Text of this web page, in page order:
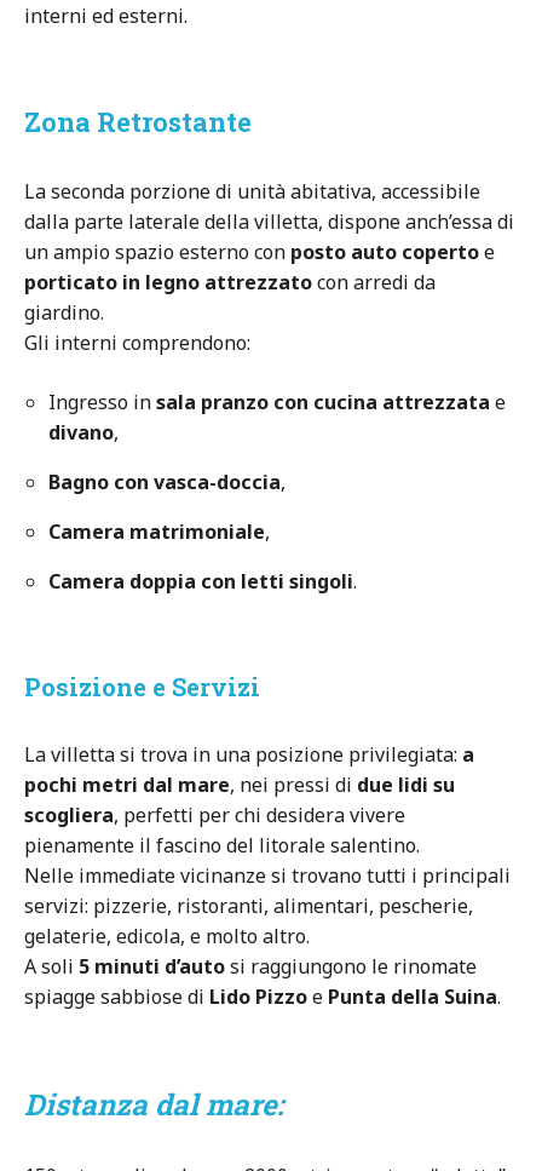
interni ed esterni.
Zona Retrostante
La seconda porzione di unità abitativa, accessibile
dalla parte laterale della villetta, dispone anch’essa di
un ampio spazio esterno con posto auto copertoe
porticato in legno attrezzatocon arredi da
giardino.
Gli interni comprendono:
Ingresso insala pranzo con cucina attrezzata e
divano,
Bagno con vasca-doccia,
Camera matrimoniale,
Camera doppia con letti singoli.
Posizione e Servizi
La villetta si trova in una posizione privilegiata: a
pochi metri dal mare, nei pressi di due lidi su
scogliera, perfetti per chi desidera vivere
pienamente il fascino del litorale salentino.
Nelle immediate vicinanze si trovano tutti i principali
servizi: pizzerie, ristoranti, alimentari, pescherie,
gelaterie, edicola, e molto altro.
A soli 5 minuti d’autosi raggiungono le rinomate
spiagge sabbiose di Lido Pizzoe Punta della Suina.
Distanza dal mare: